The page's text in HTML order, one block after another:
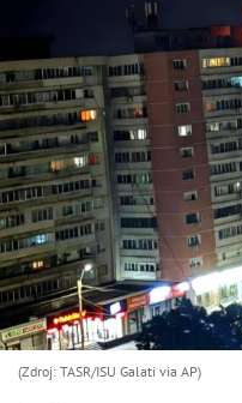
(Zdroj: TASR/ISU Galati via AP)